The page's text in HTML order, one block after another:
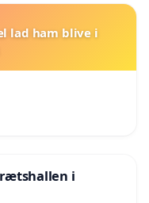
lad ham blive i
i